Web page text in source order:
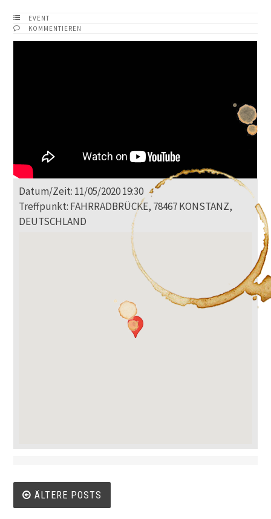
EVENT
KOMMENTIEREN
Datum/Zeit: 11/05/2020 19:30
Treffpunkt: FAHRRADBRÜCKE, 78467 KONSTANZ,
DEUTSCHLAND
Beitrags-
ÄLTERE POSTS